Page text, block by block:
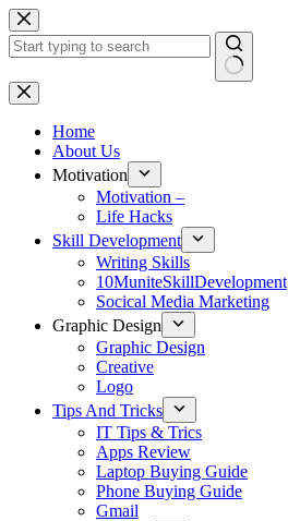
Skip
to
content
No
results
Home
About Us
Motivation
Motivation –
Life Hacks
Skill Development
Writing Skills
10MuniteSkillDevelopment
Socical Media Marketing
Graphic Design
Graphic Design
Creative
Logo
Tips And Tricks
IT Tips & Trics
Apps Review
Laptop Buying Guide
Phone Buying Guide
Gmail